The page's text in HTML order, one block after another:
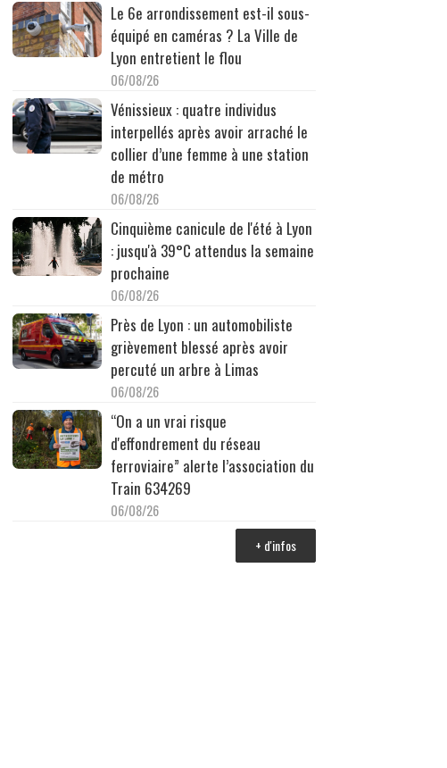
Le 6e arrondissement est-il sous-
équipé en caméras ? La Ville de
Lyon entretient le flou
06/08/26
Vénissieux : quatre individus
interpellés après avoir arraché le
collier d’une femme à une station
de métro
06/08/26
Cinquième canicule de l'été à Lyon
: jusqu'à 39°C attendus la semaine
prochaine
06/08/26
Près de Lyon : un automobiliste
grièvement blessé après avoir
percuté un arbre à Limas
06/08/26
“On a un vrai risque
d'effondrement du réseau
ferroviaire” alerte l’association du
Train 634269
06/08/26
+ d'infos